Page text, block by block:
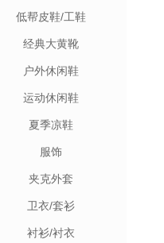
低帮皮鞋/工鞋
经典大黄靴
户外休闲鞋
运动休闲鞋
夏季凉鞋
服饰
夹克外套
卫衣/套衫
衬衫/衬衣